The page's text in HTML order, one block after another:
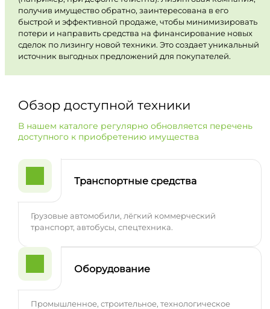
получив имущество обратно, заинтересована в его
быстрой и эффективной продаже, чтобы минимизировать
потери и направить средства на финансирование новых
сделок по лизингу новой техники. Это создает уникальный
источник выгодных предложений для покупателей.
Обзор доступной техники
В нашем каталоге регулярно обновляется перечень
доступного к приобретению имущества
Транспортные средства
Грузовые автомобили, лёгкий коммерческий
транспорт, автобусы, спецтехника.
Оборудование
Промышленное, строительное, технологическое